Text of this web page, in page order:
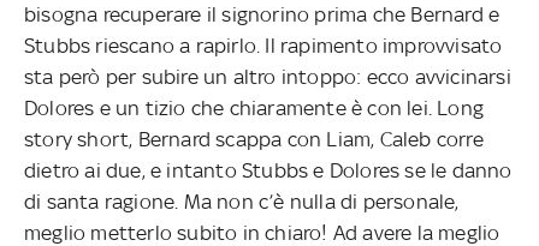
bisogna recuperare il signorino prima che Bernard e
Stubbs riescano a rapirlo. Il rapimento improvvisato
sta però per subire un altro intoppo: ecco avvicinarsi
Dolores e un tizio che chiaramente è con lei. Long
story short, Bernard scappa con Liam, Caleb corre
dietro ai due, e intanto Stubbs e Dolores se le danno
di santa ragione. Ma non c’è nulla di personale,
meglio metterlo subito in chiaro! Ad avere la meglio